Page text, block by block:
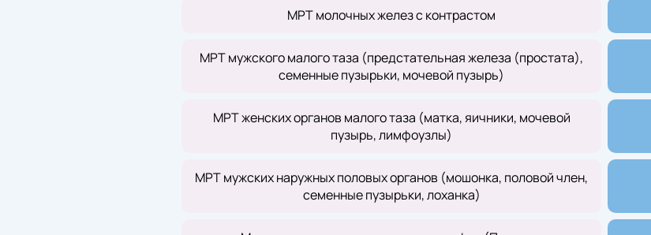
МРТ молочных желез с контрастом
МРТ мужского малого таза (предстательная железа (простата),
семенные пузырьки, мочевой пузырь)
МРТ женских органов малого таза (матка, яичники, мочевой
пузырь, лимфоузлы)
МРТ мужских наружных половых органов (мошонка, половой член,
семенные пузырьки, лоханка)